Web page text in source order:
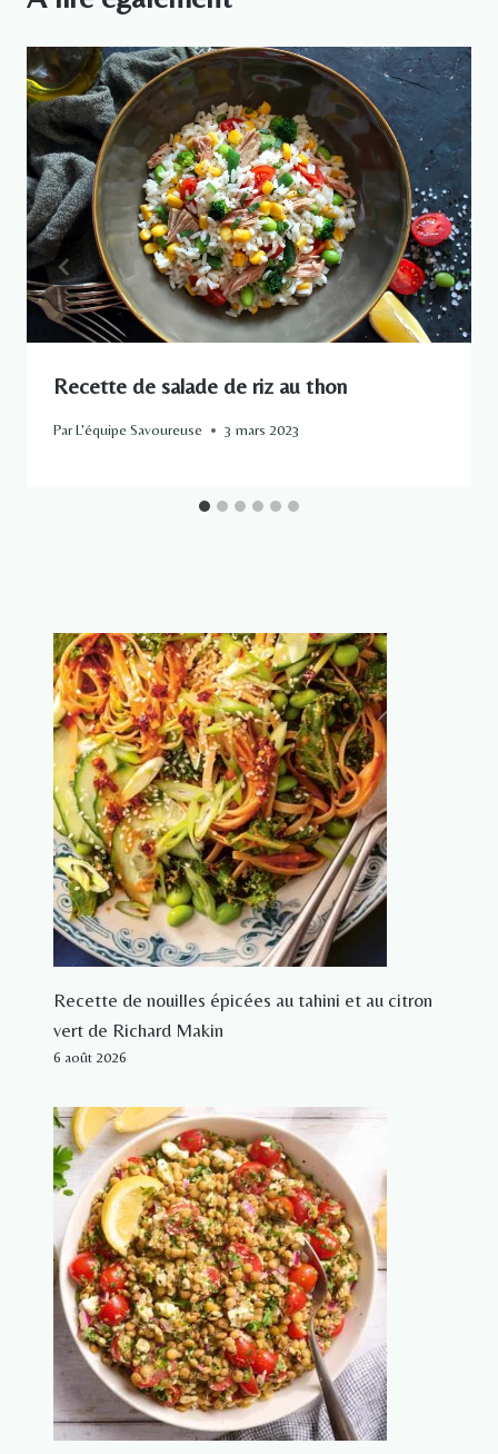
Recette de salade de riz au thon
ParL'équipe Savoureuse 3 mars 2023
Recette de nouilles épicées au tahini et au citron
vert de Richard Makin
6 août 2026